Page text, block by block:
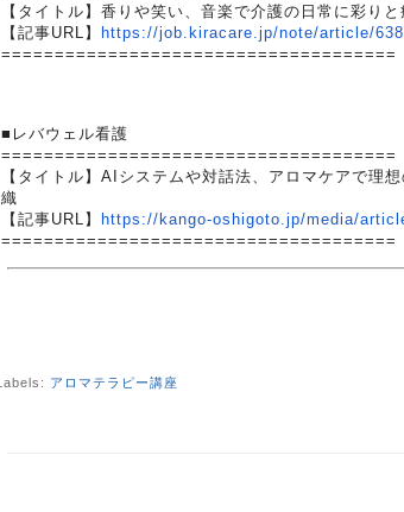
【タイトル】香りや笑い、 音楽で介護の日常に彩り
【記事URL】
https://job.kiracare. jp/note/article/
=====================================
■レバウェル看護
=====================================
【タイトル】AIシステムや対話法、 アロマケアで理
織
【記事URL】
https://kango-oshigoto.jp/media/
=====================================
Labels: アロマテラピー講座